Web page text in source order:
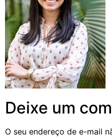
Deixe um
O seu endereço de e-mail